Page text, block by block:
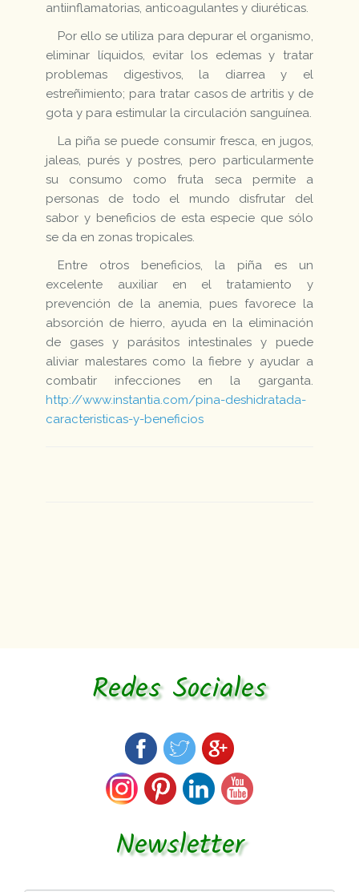
antiinflamatorias, anticoagulantes y diuréticas.
Por ello se utiliza para depurar el organismo,
eliminar líquidos, evitar los edemas y tratar
problemas digestivos, la diarrea y el
estreñimiento; para tratar casos de artritis y de
gota y para estimular la circulación sanguínea.
La piña se puede consumir fresca, en jugos,
jaleas, purés y postres, pero particularmente
su consumo como fruta seca permite a
personas de todo el mundo disfrutar del
sabor y beneficios de esta especie que sólo
se da en zonas tropicales.
Entre otros beneficios, la piña es un
excelente auxiliar en el tratamiento y
prevención de la anemia, pues favorece la
absorción de hierro, ayuda en la eliminación
de gases y parásitos intestinales y puede
aliviar malestares como la fiebre y ayudar a
combatir infecciones en la garganta.
http://www.instantia.com/pina-deshidratada-
caracteristicas-y-beneficios
Redes Sociales
Newsletter